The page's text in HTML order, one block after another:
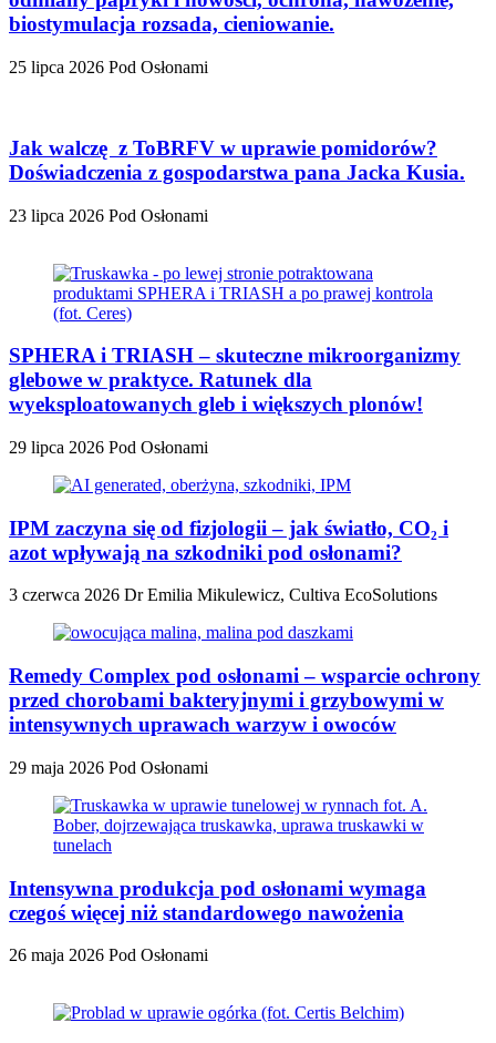
biostymulacja rozsada, cieniowanie.
25 lipca 2026 Pod Osłonami
Jak walczę z ToBRFV w uprawie pomidorów?
Doświadczenia z gospodarstwa pana Jacka Kusia.
23 lipca 2026 Pod Osłonami
SPHERA i TRIASH – skuteczne mikroorganizmy
glebowe w praktyce. Ratunek dla
wyeksploatowanych gleb i większych plonów!
29 lipca 2026 Pod Osłonami
IPM zaczyna się od fizjologii – jak światło, CO₂ i
azot wpływają na szkodniki pod osłonami?
3 czerwca 2026 Dr Emilia Mikulewicz, Cultiva EcoSolutions
Remedy Complex pod osłonami – wsparcie ochrony
przed chorobami bakteryjnymi i grzybowymi w
intensywnych uprawach warzyw i owoców
29 maja 2026 Pod Osłonami
Intensywna produkcja pod osłonami wymaga
czegoś więcej niż standardowego nawożenia
26 maja 2026 Pod Osłonami